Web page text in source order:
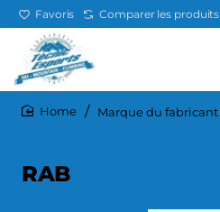
Favoris Comparer les produits
Marque du fabricant
RAB